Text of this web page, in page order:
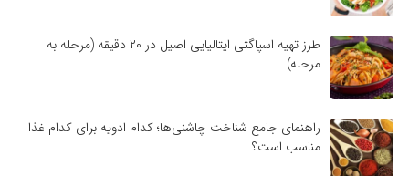
طرز تهیه اسپاگتی ایتالیایی اصیل در ۲۰ دقیقه (مرحله به
مرحله)
راهنمای جامع شناخت چاشنی‌ها؛ کدام ادویه برای کدام غذا
مناسب است؟